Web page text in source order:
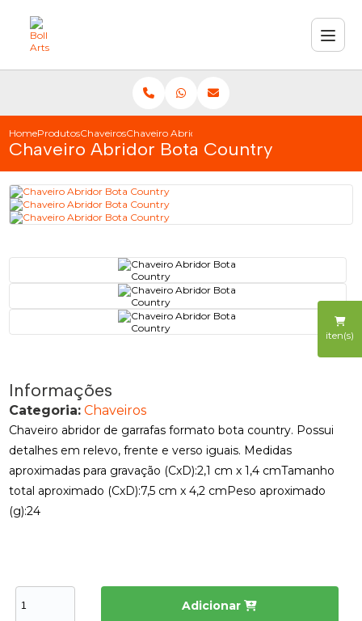
iten(s)
HomeProdutosChaveirosChaveiro Abridor Bota Country
Chaveiro Abridor Bota Country
Informações
Categoria: Chaveiros
Chaveiro abridor de garrafas formato bota country. Possui
detalhes em relevo, frente e verso iguais. Medidas
aproximadas para gravação (CxD):2,1 cm x 1,4 cmTamanho
total aproximado (CxD):7,5 cm x 4,2 cmPeso aproximado
(g):24
Adicionar